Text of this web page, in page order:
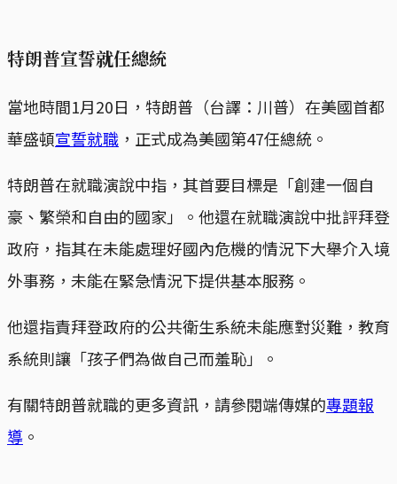
特朗普宣誓就任總統
當地時間1月20日，特朗普（台譯：川普）在美國首都
華盛頓宣誓就職 ，正式成為美國第47任總統。
特朗普在就職演說中指，其首要目標是「創建一個自
豪、繁榮和自由的國家」。他還在就職演說中批評拜登
政府，指其在未能處理好國內危機的情況下大舉介入境
外事務，未能在緊急情況下提供基本服務。
他還指責拜登政府的公共衛生系統未能應對災難，教育
系統則讓「孩子們為做自己而羞恥」。
有關特朗普就職的更多資訊，請參閱端傳媒的專題報
導 。